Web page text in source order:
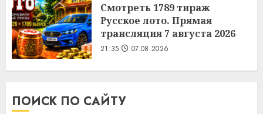
Смотреть 1789 тираж
Русское лото. Прямая
трансляция 7 августа 2026
21:35 07.08.2026
ПОИСК ПО САЙТУ